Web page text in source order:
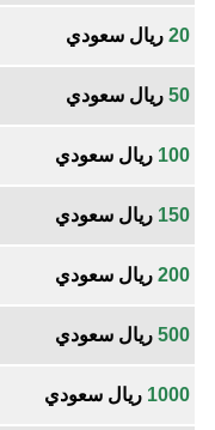
20 ريال سعودي
50 ريال سعودي
100 ريال سعودي
150 ريال سعودي
200 ريال سعودي
500 ريال سعودي
1000 ريال سعودي